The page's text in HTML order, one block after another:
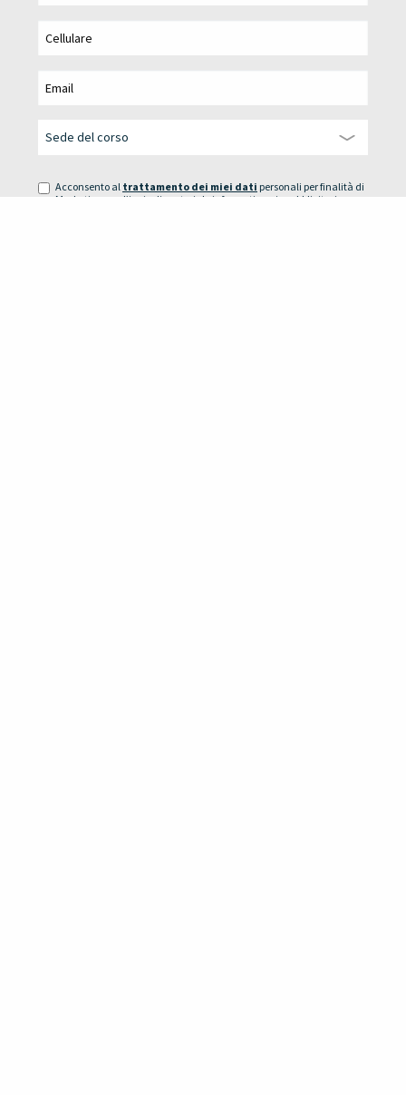
Acconsento al trattamento dei miei dati personali per finalità di
Marketing: per l’invio di materiale informativo e/o pubblicitario